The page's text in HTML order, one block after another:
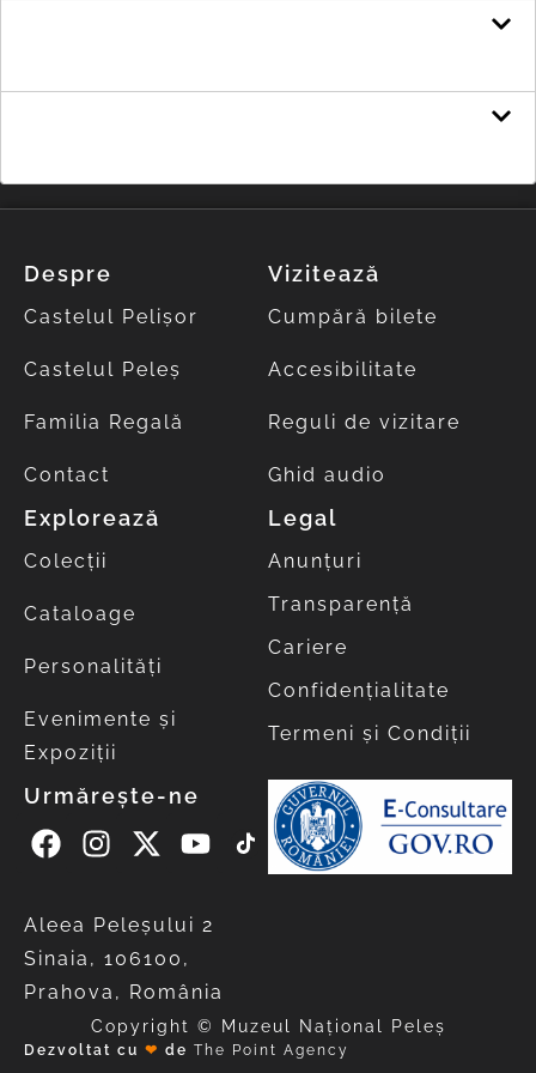
Despre
Castelul Pelișor
Castelul Peleș
Familia Regală
Contact
Vizitează
Cumpără bilete
Accesibilitate
Reguli de vizitare
Ghid audio
Explorează
Colecții
Cataloage
Personalități
Evenimente și
Expoziții
Legal
Anunțuri
Transparență
Cariere
Confidențialitate
Termeni și Condiții
Urmărește-ne
Aleea Peleşului 2
Sinaia, 106100,
Prahova, România
Copyright © Muzeul Național Peleș
Dezvoltat cu ❤ de The Point Agency